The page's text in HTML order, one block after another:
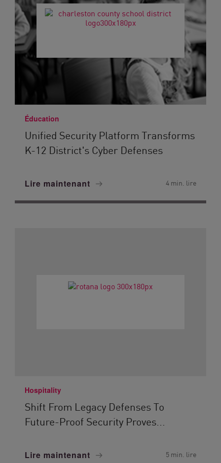
Éducation
Unified Security Platform Transforms
K-12 District's Cyber Defenses
Lire maintenant 4 min. lire
Hospitality
Shift From Legacy Defenses To
Future-Proof Security Proves...
Lire maintenant 5 min. lire